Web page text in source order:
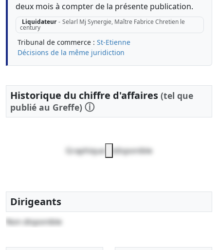
deux mois à compter de la présente publication.
Liquidateur - Selarl Mj Synergie, Maître Fabrice Chretien le
century
Tribunal de commerce : St-Etienne
Décisions de la même juridiction
Historique du chiffre d'affaires (tel que
publié au Greffe) ⓘ
Graphique indisponible
Dirigeants
Non disponible